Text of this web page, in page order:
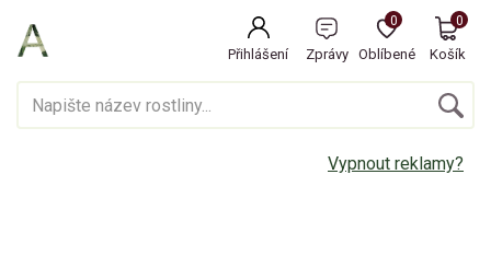
Přihlášení Zprávy Oblíbené
0
Košík
0
Vypnout reklamy?